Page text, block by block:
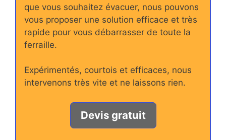
que vous souhaitez évacuer, nous pouvons
vous proposer une solution efficace et très
rapide pour vous débarrasser de toute la
ferraille.
Expérimentés, courtois et efficaces, nous
intervenons très vite et ne laissons rien.
Devis gratuit